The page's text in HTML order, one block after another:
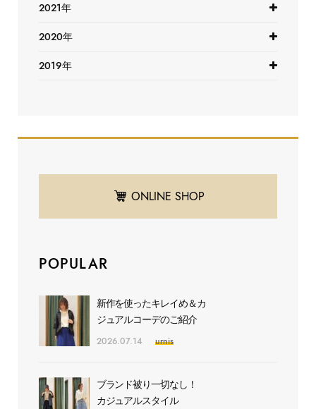
2021年
2020年
2019年
ONLINE SHOP
POPULAR
新作を使ったキレイめ＆カ
ジュアルコーデのご紹介
2026.07.14 urnis
ブランド被り一切なし！
カジュアルスタイル